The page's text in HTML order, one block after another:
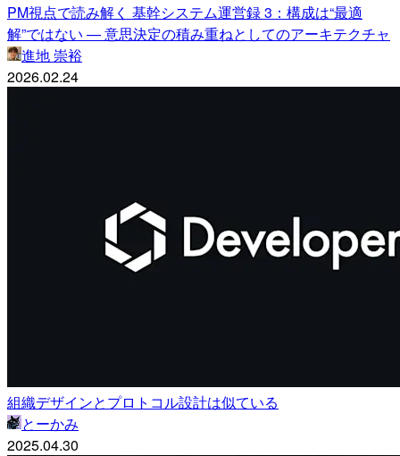
PM視点で読み解く 基幹システム運営録 3：構成は“最適
解”ではない — 意思決定の積み重ねとしてのアーキテクチャ
進地 崇裕
2026.02.24
組織デザインとプロトコル設計は似ている
とーかみ
2025.04.30